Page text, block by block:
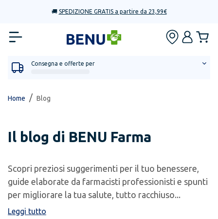
🚚 SPEDIZIONE GRATIS a partire da 23,99€
Consegna e offerte per
Home / Blog
Il blog di BENU Farma
Scopri preziosi suggerimenti per il tuo benessere,
guide elaborate da farmacisti professionisti e spunti
per migliorare la tua salute, tutto racchiuso...
Leggi tutto